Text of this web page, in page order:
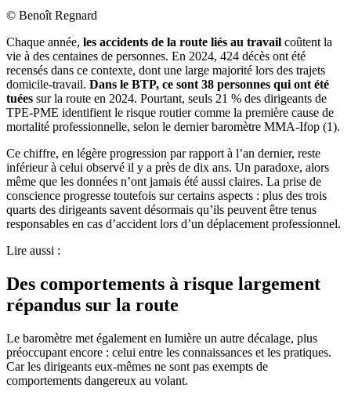
© Benoît Regnard
Chaque année, les accidents de la route liés au travail coûtent la
vie à des centaines de personnes. En 2024, 424 décès ont été
recensés dans ce contexte, dont une large majorité lors des trajets
domicile-travail. Dans le BTP, ce sont 38 personnes qui ont été
tuées sur la route en 2024. Pourtant, seuls 21 % des dirigeants de
TPE-PME identifient le risque routier comme la première cause de
mortalité professionnelle, selon le dernier baromètre MMA-Ifop (1).
Ce chiffre, en légère progression par rapport à l’an dernier, reste
inférieur à celui observé il y a près de dix ans. Un paradoxe, alors
même que les données n’ont jamais été aussi claires. La prise de
conscience progresse toutefois sur certains aspects : plus des trois
quarts des dirigeants savent désormais qu’ils peuvent être tenus
responsables en cas d’accident lors d’un déplacement professionnel.
Lire aussi :
Des comportements à risque largement
répandus sur la route
Le baromètre met également en lumière un autre décalage, plus
préoccupant encore : celui entre les connaissances et les pratiques.
Car les dirigeants eux-mêmes ne sont pas exempts de
comportements dangereux au volant.